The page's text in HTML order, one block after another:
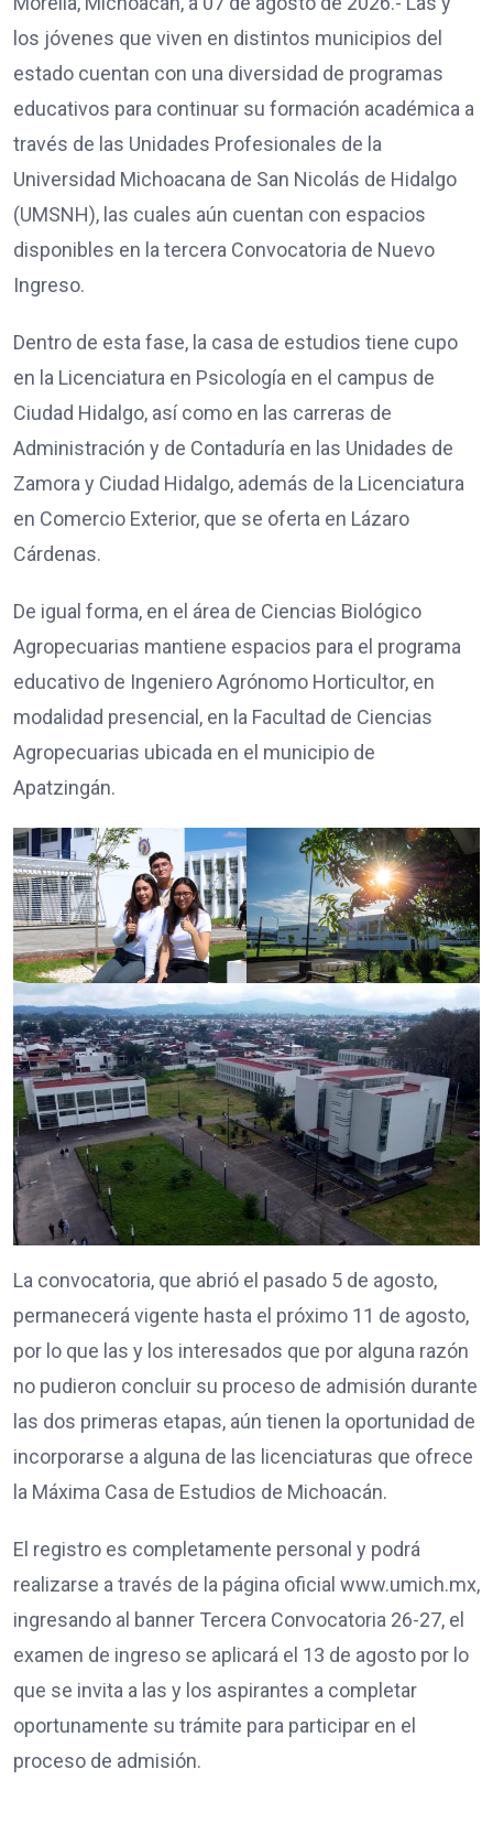
los jóvenes que viven en distintos municipios del
estado cuentan con una diversidad de programas
educativos para continuar su formación académica a
través de las Unidades Profesionales de la
Universidad Michoacana de San Nicolás de Hidalgo
(UMSNH), las cuales aún cuentan con espacios
disponibles en la tercera Convocatoria de Nuevo
Ingreso.
Dentro de esta fase, la casa de estudios tiene cupo
en la Licenciatura en Psicología en el campus de
Ciudad Hidalgo, así como en las carreras de
Administración y de Contaduría en las Unidades de
Zamora y Ciudad Hidalgo, además de la Licenciatura
en Comercio Exterior, que se oferta en Lázaro
Cárdenas.
De igual forma, en el área de Ciencias Biológico
Agropecuarias mantiene espacios para el programa
educativo de Ingeniero Agrónomo Horticultor, en
modalidad presencial, en la Facultad de Ciencias
Agropecuarias ubicada en el municipio de
Apatzingán.
La convocatoria, que abrió el pasado 5 de agosto,
permanecerá vigente hasta el próximo 11 de agosto,
por lo que las y los interesados que por alguna razón
no pudieron concluir su proceso de admisión durante
las dos primeras etapas, aún tienen la oportunidad de
incorporarse a alguna de las licenciaturas que ofrece
la Máxima Casa de Estudios de Michoacán.
El registro es completamente personal y podrá
realizarse a través de la página oficial www.umich.mx,
ingresando al banner Tercera Convocatoria 26-27, el
examen de ingreso se aplicará el 13 de agosto por lo
que se invita a las y los aspirantes a completar
oportunamente su trámite para participar en el
proceso de admisión.